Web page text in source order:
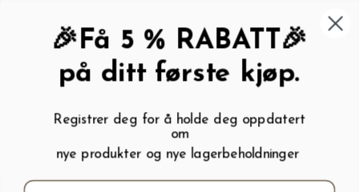
My wishlist ( 0
Menu Søk Logg inn Handlevogn
Hjem
🎉Få 5 % RABATT🎉
på ditt første kjøp.
Registrer deg for å holde deg oppdatert
om
nye produkter og nye lagerbeholdninger